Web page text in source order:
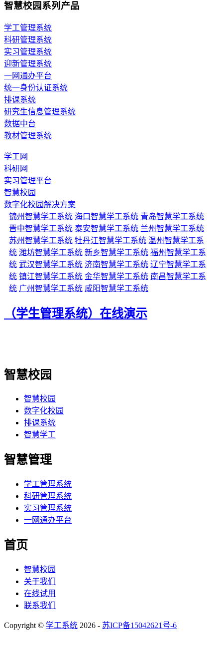
智慧校园系列产品
学工管理系统
科研管理系统
实习管理系统
迎新管理系统
一网通办平台
统一身份认证系统
排课系统
研究生信息管理系统
数据中台
教材管理系统
学工网
科研网
实习管理平台
智慧校园
数字化校园解决方案
锦州智慧学工系统 海口智慧学工系统 青岛智慧学工系统
晋中智慧学工系统 泰安智慧学工系统 兰州智慧学工系统
苏州智慧学工系统 牡丹江智慧学工系统 温州智慧学工系
统 潍坊智慧学工系统 新乡智慧学工系统 福州智慧学工系
统 武汉智慧学工系统 济南智慧学工系统 辽宁智慧学工系
统 镇江智慧学工系统 金华智慧学工系统 南昌智慧学工系
统 广州智慧学工系统 咸阳智慧学工系统
（学生管理系统）在线演示
智慧校园
智慧校园
数字化校园
排课系统
智慧学工
智慧管理
学工管理系统
科研管理系统
实习管理系统
一网通办平台
首页
智慧校园
关于我们
在线试用
联系我们
Copyright © 学工系统 2026 - 苏ICP备15042621号-6